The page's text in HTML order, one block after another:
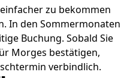
zu bekommen
In den Sommermonaten
Buchung. Sobald Sie
Morges bestätigen,
verbindlich.